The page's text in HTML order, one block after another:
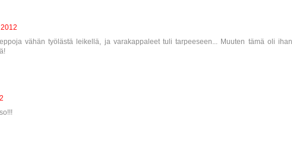
vähän työlästä leikellä, ja varakappaleet tuli tarpeeseen... Muuten tämä oli ihan